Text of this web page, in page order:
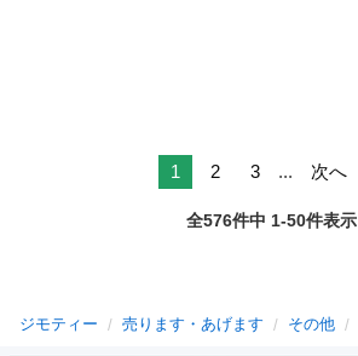
1 2 3 ... 次へ
全576件中 1-50件表示
ジモティー 売ります・あげます その他